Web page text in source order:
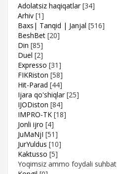
Adolatsiz haqiqatlar [34]
Arhiv [1]
Baxs| Tanqid | Janjal [516]
BeshBet [20]
Din [85]
Duel [2]
Expresso [31]
FIKRiston [58]
Hit-Parad [44]
Ijara qo'shiqlar [25]
IJODiston [84]
IMPRO-TK [18]
Jonli ijro [4]
JuMaNjI [51]
JurYuldus [10]
Kaktusso [5]
Yoqimsiz ammo foydali suhbat